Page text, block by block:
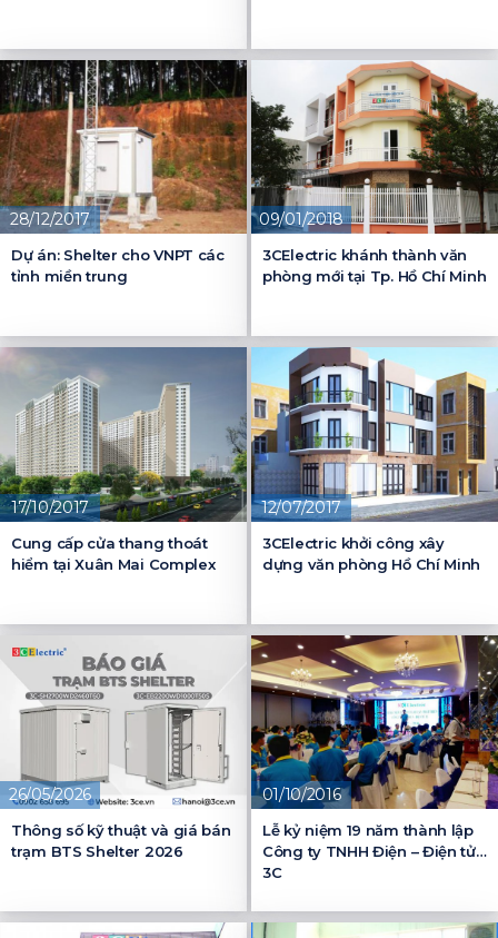
28/12/2017
Dự án: Shelter cho VNPT các
tỉnh miền trung
09/01/2018
3CElectric khánh thành văn
phòng mới tại Tp. Hồ Chí Minh
17/10/2017
Cung cấp cửa thang thoát
hiểm tại Xuân Mai Complex
12/07/2017
3CElectric khởi công xây
dựng văn phòng Hồ Chí Minh
26/05/2026
Thông số kỹ thuật và giá bán
trạm BTS Shelter 2026
01/10/2016
Lễ kỷ niệm 19 năm thành lập
Công ty TNHH Điện – Điện tử
3C